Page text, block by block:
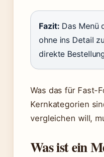
Fazit: Das Menü
ohne ins Detail
direkte
Was das für Fast-
Kernkategorien
vergleichen will,
Was ist ein